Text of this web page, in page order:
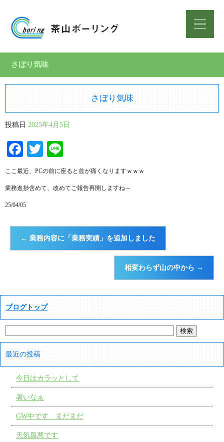
さぼり気味
さぼり気味
投稿日 2025年4月5日
Facebook
Twitter
ここ最近、PCの前に座ると首が痛くなりますｗｗｗ
業務進捗含めて、改めてご報告再開しますね～
25/04/05
← 業務内容に「業務実績」を追加しました
相変わらず山の中から →
ブログトップ
最近の投稿
今日はカラッとして
暑いなぁ
GW中です まだまだ
天気最悪です